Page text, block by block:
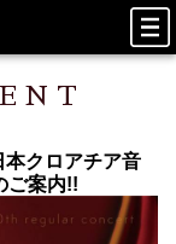
本クロアチア音
ご案内!!